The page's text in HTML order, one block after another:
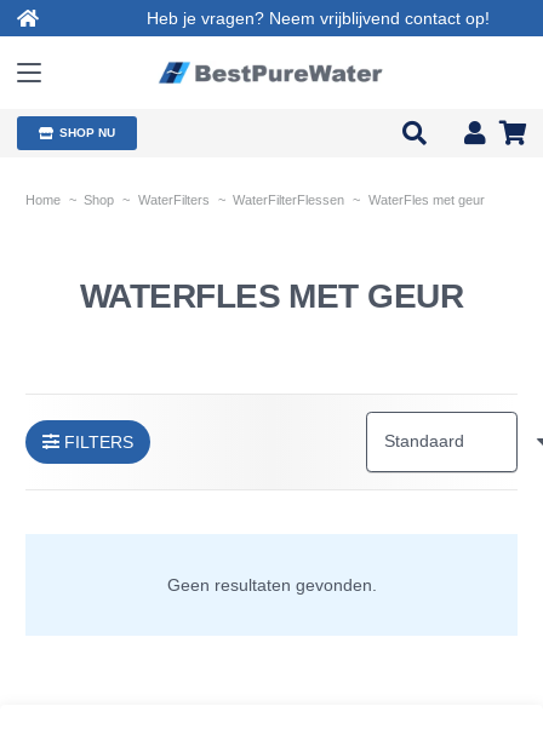
Heb je vragen? Neem vrijblijvend contact op!
SHOP NU
Home ~ Shop ~ WaterFilters ~ WaterFilterFlessen ~ WaterFles met geur
WATERFLES MET GEUR
FILTERS
Geen resultaten gevonden.